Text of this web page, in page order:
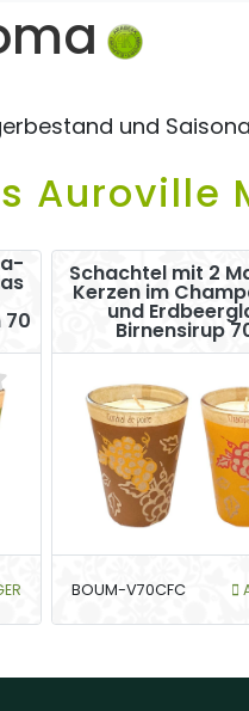
und
Auroville
70
Schachtel mit 2
Kerzen im
und
Birnensirup
BOUM-V70CFC